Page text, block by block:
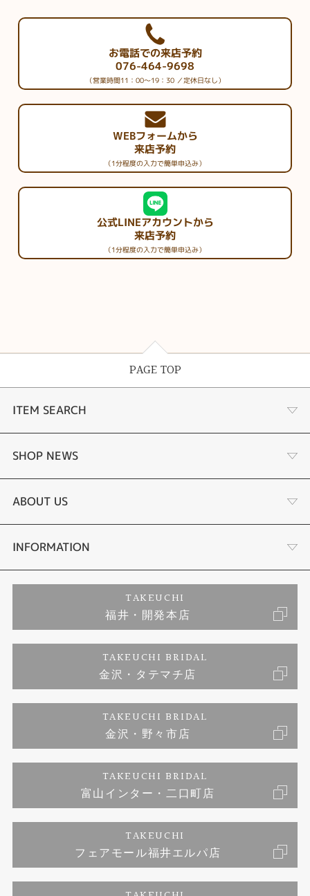
お電話での来店予約
076-464-9698
（営業時間11：00～19：30 ／定休日なし）
WEBフォームから
来店予約
（1分程度の入力で簡単申込み）
公式LINEアカウントから
来店予約
（1分程度の入力で簡単申込み）
PAGE TOP
ITEM SEARCH
婚約指輪
結婚指輪
セットリング
エタニティリング
婚約ネックレス
SHOP NEWS
サプライズプロポーズ相談室
ダイヤモンドカッターブランド
アフターメンテナンス
富山指輪工房｜手作りペアリング
富山指輪工房｜手作り結婚指輪 and 婚約指輪
富山指輪工房｜手作り婚約指輪プロポーズプラン
ABOUT US
店舗情報
お問い合わせ
INFORMATION
プライバシーポリシー
TAKEUCHI
福井・開発本店
TAKEUCHI BRIDAL
金沢・タテマチ店
TAKEUCHI BRIDAL
金沢・野々市店
TAKEUCHI BRIDAL
富山インター・二口町店
TAKEUCHI
フェアモール福井エルパ店